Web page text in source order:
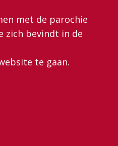
met de parochie
zich bevindt in de
te gaan.